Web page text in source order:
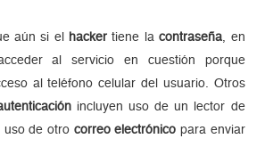
aún si el hacker tiene lacontraseña, en
al servicio en cuestión porque
al teléfono celular del usuario. Otros
incluyen uso de un lector de
uso de otro correo electrónico para enviar